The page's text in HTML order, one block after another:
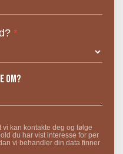
*
kan kontakte deg og følge
du har vist interesse for per
vi behandler din data finner